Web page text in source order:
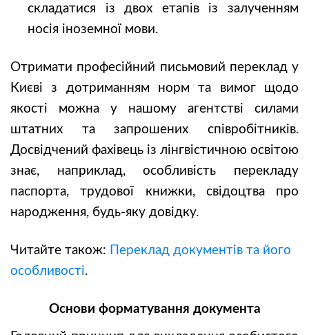
складатися із двох етапів із залученням
носія іноземної мови.
Отримати професійний письмовий переклад у
Києві з дотриманням норм та вимог щодо
якості можна у нашому агентстві силами
штатних та запрошених співробітників.
Досвідчений фахівець із лінгвістичною освітою
знає, наприклад, особливість перекладу
паспорта, трудової книжки, свідоцтва про
народження, будь-яку довідку.
Читайте також: Переклад документів та його
особливості.
Основи форматування документа